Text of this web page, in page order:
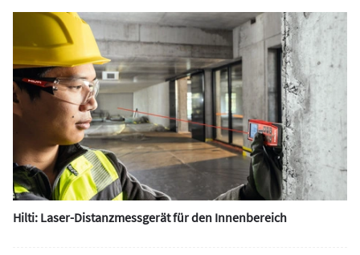
Hilti: Laser-Distanzmessgerät für den Innenbereich